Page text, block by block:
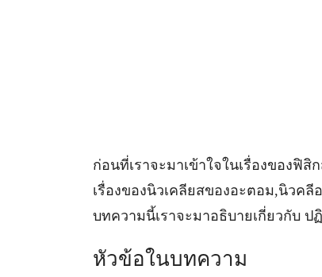
ก่อนที่เราจะมาเข้าใจในเรื่องของฟิ
เรื่องของนิวเคลียสของอะตอม,นิวค
บทความนี้เราจะมาอธิบายเกี่ยวกับ ป
หัวข้อในบทความ